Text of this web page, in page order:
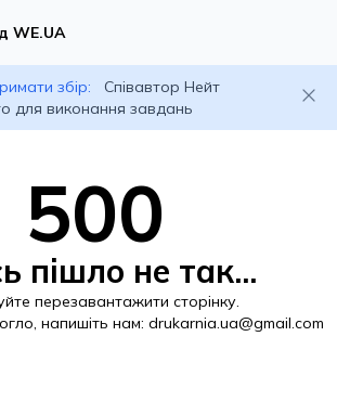
WE.UA
збір:
Співавтор Нейт
для виконання завдань
500
пішло не так...
перезавантажити сторінку.
напишіть нам: drukarnia.ua@gmail.com